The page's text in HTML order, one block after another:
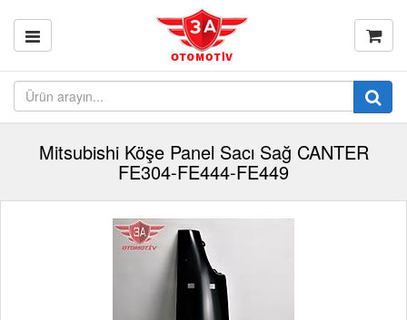
Mitsubishi Köşe Panel Sacı Sağ CANTER
FE304-FE444-FE449